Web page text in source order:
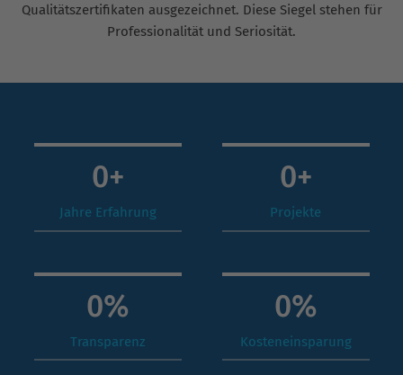
Qualitätszertifikaten ausgezeichnet. Diese Siegel stehen für
Professionalität und Seriosität.
0+
Jahre Erfahrung
0+
Projekte
0%
Transparenz
0%
Kosteneinsparung